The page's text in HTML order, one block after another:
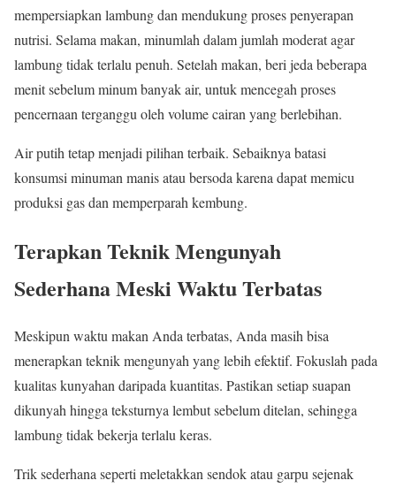
mempersiapkan lambung dan mendukung proses penyerapan
nutrisi. Selama makan, minumlah dalam jumlah moderat agar
lambung tidak terlalu penuh. Setelah makan, beri jeda beberapa
menit sebelum minum banyak air, untuk mencegah proses
pencernaan terganggu oleh volume cairan yang berlebihan.
Air putih tetap menjadi pilihan terbaik. Sebaiknya batasi
konsumsi minuman manis atau bersoda karena dapat memicu
produksi gas dan memperparah kembung.
Terapkan Teknik Mengunyah
Sederhana Meski Waktu Terbatas
Meskipun waktu makan Anda terbatas, Anda masih bisa
menerapkan teknik mengunyah yang lebih efektif. Fokuslah pada
kualitas kunyahan daripada kuantitas. Pastikan setiap suapan
dikunyah hingga teksturnya lembut sebelum ditelan, sehingga
lambung tidak bekerja terlalu keras.
Trik sederhana seperti meletakkan sendok atau garpu sejenak